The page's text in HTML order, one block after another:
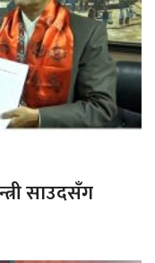
साउदसँग